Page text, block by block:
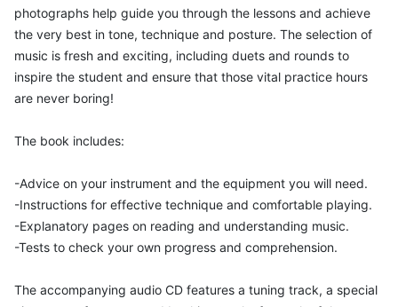
photographs help guide you through the lessons and achieve
the very best in tone, technique and posture. The selection of
music is fresh and exciting, including duets and rounds to
inspire the student and ensure that those vital practice hours
are never boring!
The book includes:
-Advice on your instrument and the equipment you will need.
-Instructions for effective technique and comfortable playing.
-Explanatory pages on reading and understanding music.
-Tests to check your own progress and comprehension.
The accompanying audio CD features a tuning track, a special